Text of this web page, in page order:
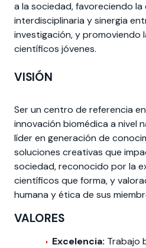
a la sociedad, favoreciendo
interdisciplinaria y sinergia
investigación, y promoviendo
científicos jóvenes.
VISIÓN
Ser un centro de referencia
innovación biomédica a nivel
líder en generación de
soluciones creativas que
sociedad, reconocido por la
científicos que forma, y
humana y ética de sus
VALORES
Excelencia: Trabajo